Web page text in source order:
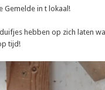
Gemelde in t lokaal!
hebben op zich laten
tijd!